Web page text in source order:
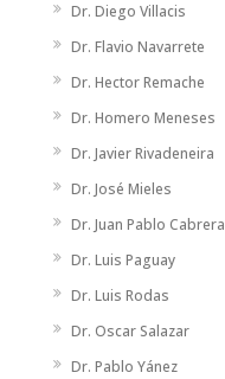
Dr. Diego Villacis
Dr. Flavio Navarrete
Dr. Hector Remache
Dr. Homero Meneses
Dr. Javier Rivadeneira
Dr. José Mieles
Dr. Juan Pablo Cabrera
Dr. Luis Paguay
Dr. Luis Rodas
Dr. Oscar Salazar
Dr. Pablo Yánez